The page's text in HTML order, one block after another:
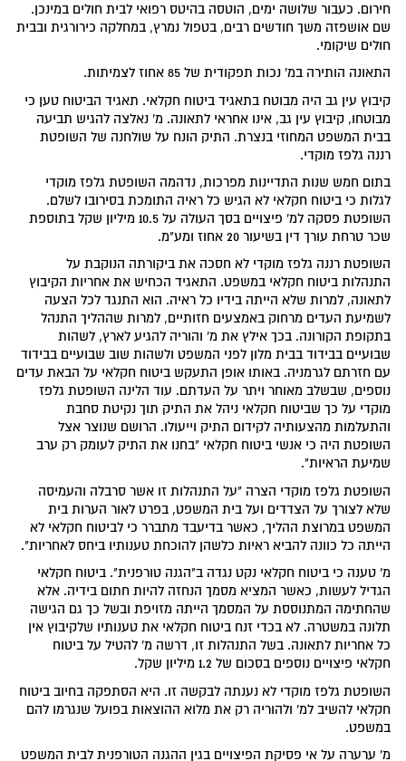
חירום. כעבור שלושה ימים, הוטסה בהיטס רפואי לבית חולים במינכן.
שם אושפזה משך חודשים רבים, בטפול נמרץ, במחלקה כירורגית ובבית
חולים שיקומי.
התאונה הותירה במ' נכות תפקודית של 85 אחוז לצמיתות.
קיבוץ עין גב היה מבוטח בתאגיד ביטוח חקלאי. תאגיד הביטוח טען כי
מבוטחו, קיבוץ עין גב, אינו אחראי לתאונה. מ' נאלצה להגיש תביעה
בבית המשפט המחוזי בנצרת. התיק הונח על שולחנה של השופטת
רננה גלפז מוקדי.
בתום חמש שנות התדיינות מפרכות, נדהמה השופטת גלפז מוקדי
לגלות כי ביטוח חקלאי לא הגיש כל ראיה התומכת בסירובו לשלם.
השופטת פסקה למ' פיצויים בסך העולה על 10.5 מיליון שקל בתוספת
שכר טרחת עורך דין בשיעור 20 אחוז ומע"מ.
השופטת רננה גלפז מוקדי לא חסכה את ביקורתה הנוקבת על
התנהלות ביטוח חקלאי במשפט. התאגיד הכחיש את אחריות הקיבוץ
לתאונה, למרות שלא הייתה בידיו כל ראיה. הוא התנגד לכל הצעה
לשמיעת העדים מרחוק באמצעים חזותיים, למרות שההליך התנהל
בתקופת הקורונה. בכך אילץ את מ' והוריה להגיע לארץ, לשהות
שבועיים בבידוד בבית מלון לפני המשפט ולשהות שוב שבועיים בבידוד
עם חזרתם לגרמניה. באותו אופן התעקש ביטוח חקלאי על הבאת עדים
נוספים, שבשלב מאוחר ויתר על העדתם. עוד הלינה השופטת גלפז
מוקדי על כך שביטוח חקלאי ניהל את התיק תוך נקיטת סחבת
והתעלמות מהצעותיה לקידום התיק וייעולו. הרושם שנוצר אצל
השופטת היה כי אנשי ביטוח חקלאי "בחנו את התיק לעומק רק ערב
שמיעת הראיות".
השופטת גלפז מוקדי הצרה "על התנהלות זו אשר סרבלה והעמיסה
שלא לצורך על הצדדים ועל בית המשפט, בפרט לאור הערות בית
המשפט במרוצת ההליך, כאשר בדיעבד מתברר כי לביטוח חקלאי לא
הייתה כל כוונה להביא ראיות כלשהן להוכחת טענותיו ביחס לאחריות".
מ' טענה כי ביטוח חקלאי נקט נגדה ב"הגנה טורפנית". ביטוח חקלאי
הגדיל לעשות, כאשר המציא מסמך הנחזה להיות חתום בידיה. אלא
שהחתימה המתנוססת על המסמך הייתה מזויפת ובשל כך גם הגישה
תלונה במשטרה. לא בכדי זנח ביטוח חקלאי את טענותיו שלקיבוץ אין
כל אחריות לתאונה. בשל התנהלות זו, דרשה מ' להטיל על ביטוח
חקלאי פיצויים נוספים בסכום של 1.2 מיליון שקל.
השופטת גלפז מוקדי לא נענתה לבקשה זו. היא הסתפקה בחיוב ביטוח
חקלאי להשיב למ' ולהוריה רק את מלוא ההוצאות בפועל שנגרמו להם
במשפט.
מ' ערערה על אי פסיקת הפיצויים בגין ההגנה הטורפנית לבית המשפט